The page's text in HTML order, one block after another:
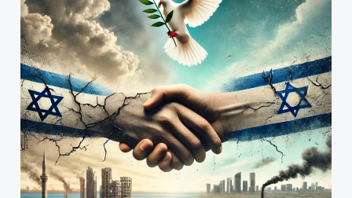
el
fuego
en
Gaza,
¿Un
respiro
temporal
o
un